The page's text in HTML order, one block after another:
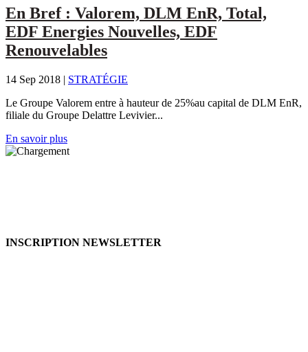
En Bref : Valorem, DLM EnR, Total,
EDF Energies Nouvelles, EDF
Renouvelables
14 Sep 2018 | STRATÉGIE
Le Groupe Valorem entre à hauteur de 25%au capital de DLM EnR,
filiale du Groupe Delattre Levivier...
En savoir plus
INSCRIPTION NEWSLETTER